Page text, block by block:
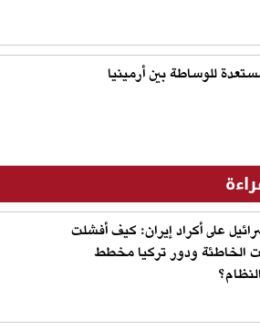
للوساطة بين أرمينيا
على أكراد إيران: كيف أفشلت
الخاطئة ودور تركيا مخطط